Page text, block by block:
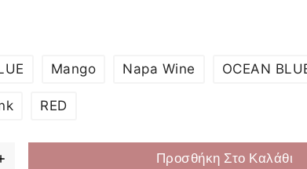
Mango Napa Wine OCEAN
RED
Προσθήκη Στο Καλάθι